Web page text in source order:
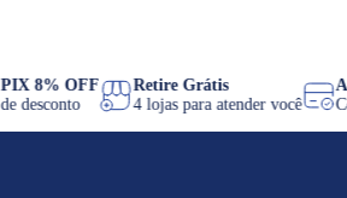
PIX 8% OFF
de desconto
Retire Grátis
4 lojas para atender você